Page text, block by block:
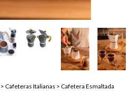
> Cafeteras Italianas > Cafetera Esmaltada